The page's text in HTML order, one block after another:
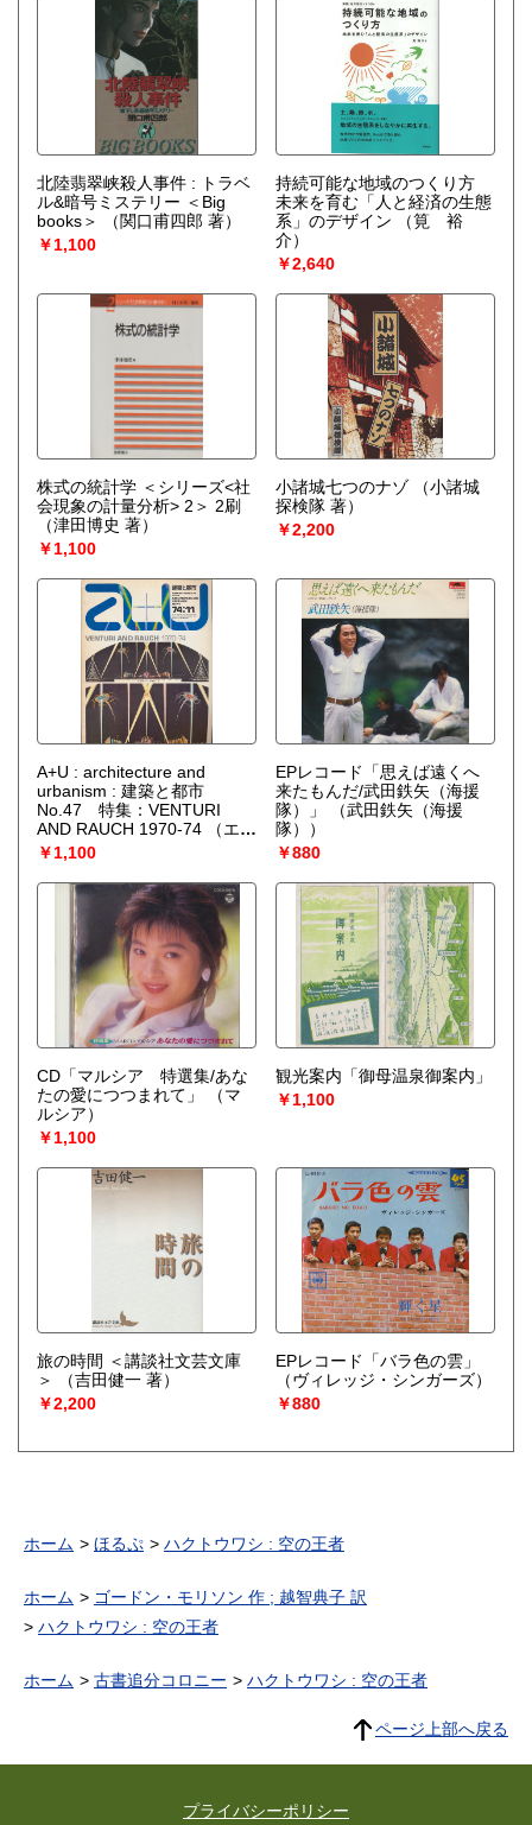
北陸翡翠峡殺人事件 : トラベ
ル&暗号ミステリー ＜Big
books＞
（関口甫四郎 著）
￥1,100
持続可能な地域のつくり方
未来を育む「人と経済の生態
系」のデザイン
（筧 裕
介）
￥2,640
株式の統計学 ＜シリーズ<社
会現象の計量分析> 2＞ 2刷
（津田博史 著）
￥1,100
小諸城七つのナゾ
（小諸城
探検隊 著）
￥2,200
A+U : architecture and
urbanism : 建築と都市
No.47 特集：VENTURI
AND RAUCH 1970-74
（エ
ー・アンド・ユー）
￥1,100
EPレコード「思えば遠くへ
来たもんだ/武田鉄矢（海援
隊）」
（武田鉄矢（海援
隊））
￥880
CD「マルシア 特選集/あな
たの愛につつまれて」
（マ
ルシア）
￥1,100
観光案内「御母温泉御案内」
￥1,100
旅の時間 ＜講談社文芸文庫
＞
（吉田健一 著）
￥2,200
EPレコード「バラ色の雲」
（ヴィレッジ・シンガーズ）
￥880
ホーム ほるぷ ハクトウワシ : 空の王者
ホーム
ゴードン・モリソン 作 ; 越智典子 訳
ハクトウワシ : 空の王者
ホーム 古書追分コロニー ハクトウワシ : 空の王者
ページ上部へ戻る
プライバシーポリシー